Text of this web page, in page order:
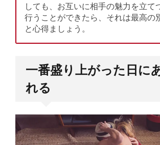
しても、お互いに相手の魅力を立て
行うことができたら、それは最高の
と心得ましょう。
一番盛り上がった日に
れる